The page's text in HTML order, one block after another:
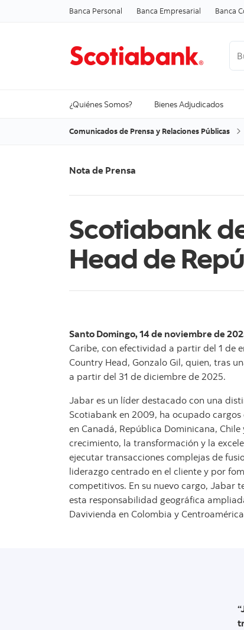
Banca Personal Banca Empresarial Banca
¿Quiénes Somos? Bienes Adjudicados
Comunicados de Prensa y Relaciones Públicas
Nota de Prensa
Scotiabank
Head de
Santo Domingo, 14 de noviembre de
Caribe, con efectividad a partir del 1 de
Country Head, Gonzalo Gil, quien, tras
a partir del 31 de diciembre de 2025.
Jabar es un líder destacado con una
Scotiabank en 2009, ha ocupado
en Canadá, República Dominicana,
crecimiento, la transformación y la
ejecutar transacciones complejas de
liderazgo centrado en el cliente y por
competitivos. En su nuevo cargo, Jabar
esta responsabilidad geográfica
Davivienda en Colombia y